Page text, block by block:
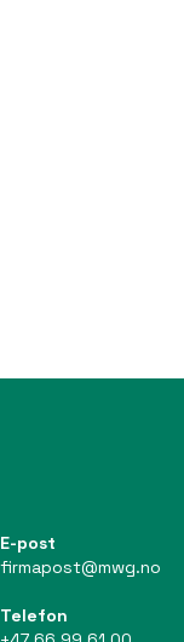
E-post
firmapost@mwg.no
Telefon